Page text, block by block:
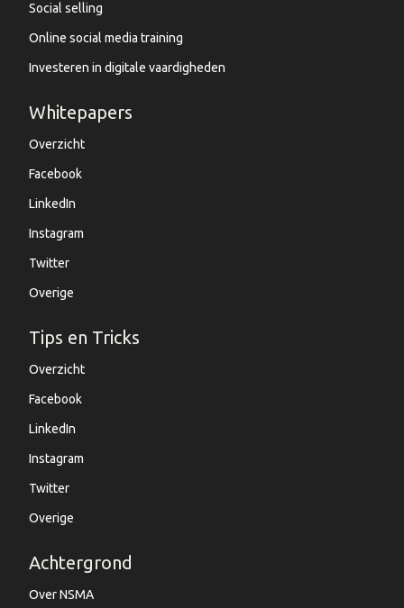
Social selling
Online social media training
Investeren in digitale vaardigheden
Whitepapers
Overzicht
Facebook
LinkedIn
Instagram
Twitter
Overige
Tips en Tricks
Overzicht
Facebook
LinkedIn
Instagram
Twitter
Overige
Achtergrond
Over NSMA